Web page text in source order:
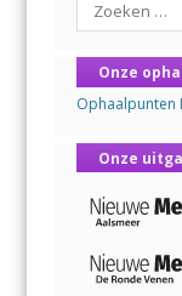
Onze
Ophaalpunten
Onze